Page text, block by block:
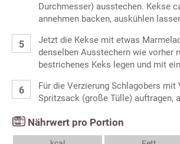
Durchmesser) ausstechen. Kekse
annehmen backen, auskühlen
Jetzt die Kekse mit etwas
denselben Ausstechern wie vorher
bestrichenes Keks legen und mit
Für die Verzierung Schlagobers
Spritzsack (große Tülle) auftragen,
Nährwert pro Portion